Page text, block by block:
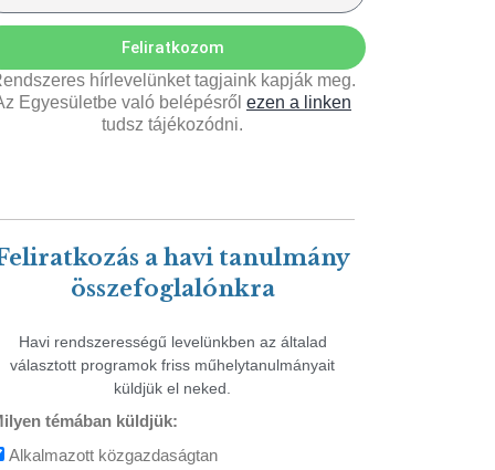
Feliratkozom
hírlevelünket tagjaink kapják meg.
Egyesületbe való belépésről ezen a linken
tudsz tájékozódni.
a havi tanulmány
összefoglalónkra
Havi rendszerességű levelünkben az általad
választott programok friss műhelytanulmányait
küldjük el neked.
témában küldjük:
Alkalmazott közgazdaságtan